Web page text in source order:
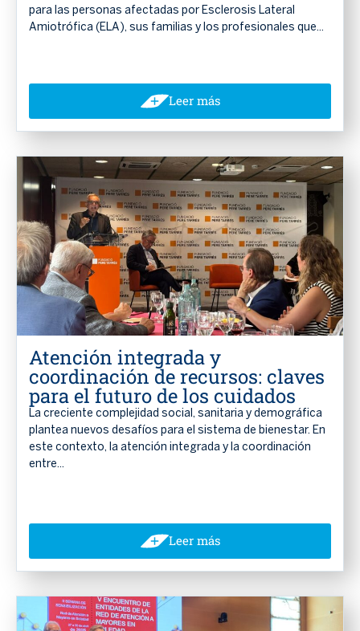
para las personas afectadas por Esclerosis Lateral
Amiotrófica (ELA), sus familias y los profesionales que...
Leer más
Atención integrada y
coordinación de recursos: claves
para el futuro de los cuidados
La creciente complejidad social, sanitaria y demográfica
plantea nuevos desafíos para el sistema de bienestar. En
este contexto, la atención integrada y la coordinación
entre...
Leer más